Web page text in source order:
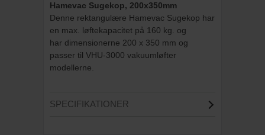
Hamevac Sugekop, 200x350mm
Denne rektangulære Hamevac Sugekop har
en max. løftekapacitet på 160 kg. og
har dimensionerne 200 x 350 mm og
passer til VHU-3000 vakuumløfter
modellerne.
SPECIFIKATIONER